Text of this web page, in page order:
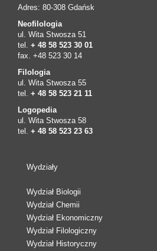
Adres: 80-308 Gdańsk
Neofilologia
ul. Wita Stwosza 51
tel. + 48 58 523 30 01
fax. +48 523 30 14
Filologia
ul. Wita Stwosza 55
tel. + 48 58 523 21 11
Logopedia
ul. Wita Stwosza 58
tel. + 48 58 523 23 63
Wydziały
Wydział Biologii
Wydział Chemii
Wydział Ekonomiczny
Wydział Filologiczny
Wydział Historyczny